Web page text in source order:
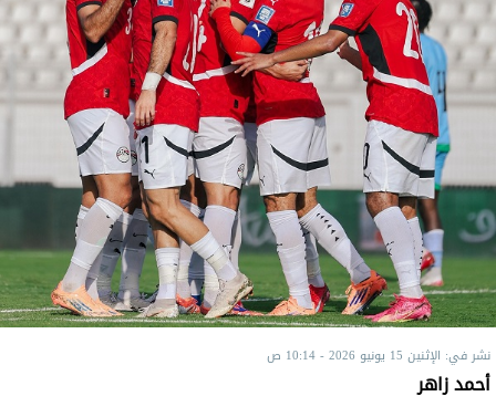
نشر في: الإثنين 15 يونيو 2026 - 10:14 ص
أحمد زاهر